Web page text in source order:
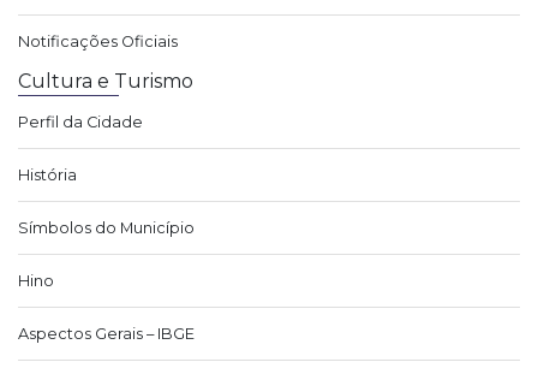
Notificações Oficiais
Cultura e Turismo
Perfil da Cidade
História
Símbolos do Município
Hino
Aspectos Gerais – IBGE